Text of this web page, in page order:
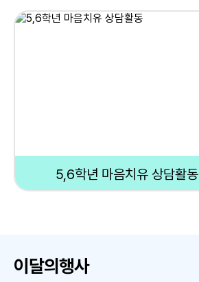
5,6학년 마음치유 상담활동
이달의행사